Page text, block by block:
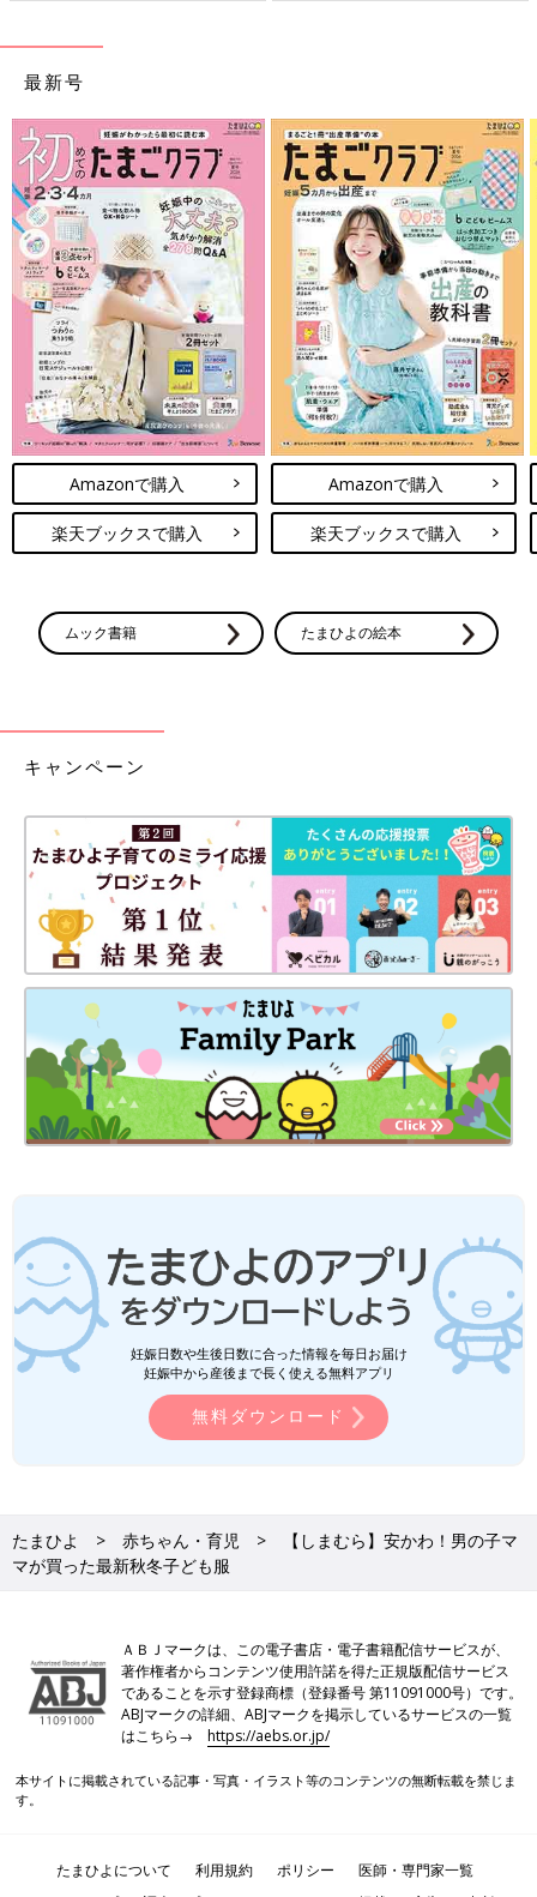
最新号
Amazonで購入
楽天ブックスで購入
Amazonで購入
楽天ブックスで購入
ムック書籍 たまひよの絵本
キャンペーン
妊娠日数や生後日数に合った情報を毎日お届け
妊娠中から産後まで長く使える無料アプリ
無料ダウンロード
たまひよ 赤ちゃん・育児
【しまむら】安かわ！男の子マ
マが買った最新秋冬子ども服
ＡＢＪマークは、この電子書店・電子書籍配信サービスが、
著作権者からコンテンツ使用許諾を得た正規版配信サービス
であることを示す登録商標（登録番号 第11091000号）です。
ABJマークの詳細、ABJマークを掲示しているサービスの一覧
はこちら→https://aebs.or.jp/
本サイトに掲載されている記事・写真・イラスト等のコンテンツの無断転載を禁じま
す。
たまひよについて 利用規約 ポリシー
医師・専門家一覧